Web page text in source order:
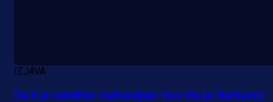
IZJAVA
Da li je selektor zadovoljan: Evo šta je Barbarez